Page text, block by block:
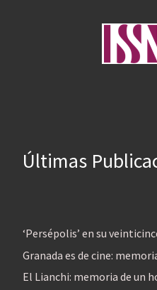
Últimas
‘Persépolis’ en su
Granada es de cine:
El Lianchi: memoria de un